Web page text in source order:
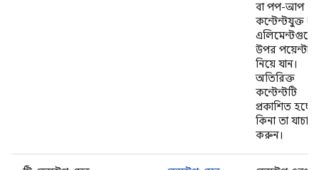
বা পপ-আপ
কন্টেন্টযুক্ত UI
উপর
নিয়ে যান।
অতিরিক্ত
কন্টেন্টটি
প্রকাশিত হচ্ছে
কিনা তা যাচাই
করুন।